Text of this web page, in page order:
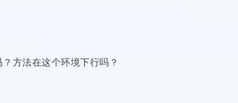
方法在这个环境下行吗？